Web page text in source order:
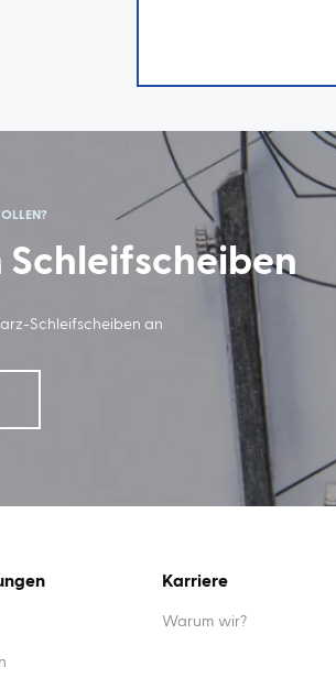
Schleifscheiben an
Karriere
Warum wir?